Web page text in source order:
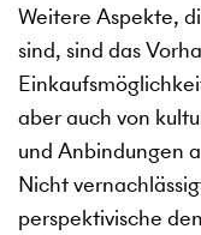
Weitere Aspekte,
sind, sind das
aber auch von
und Anbindungen
Nicht
perspektivische